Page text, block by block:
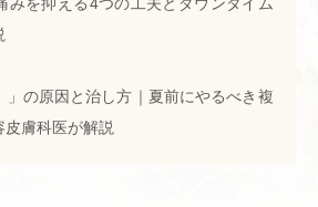
」の原因と治し方｜夏前にやるべき複
膚科医が解説